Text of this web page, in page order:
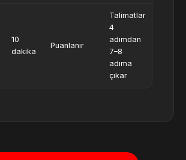
10
dakika
Puanlanır
Talimatlar
4
adımdan
7–8
adıma
çıkar